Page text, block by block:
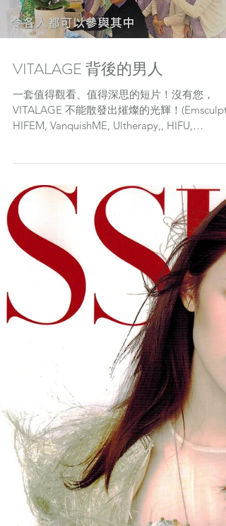
VITALAGE 背後的男人
一套值得觀看、值得深思的短片！沒有您，
VITALAGE 不能散發出熣燦的光輝！(Emsculpt,
HIFEM, VanquishME, Ultherapy,, HIFU,